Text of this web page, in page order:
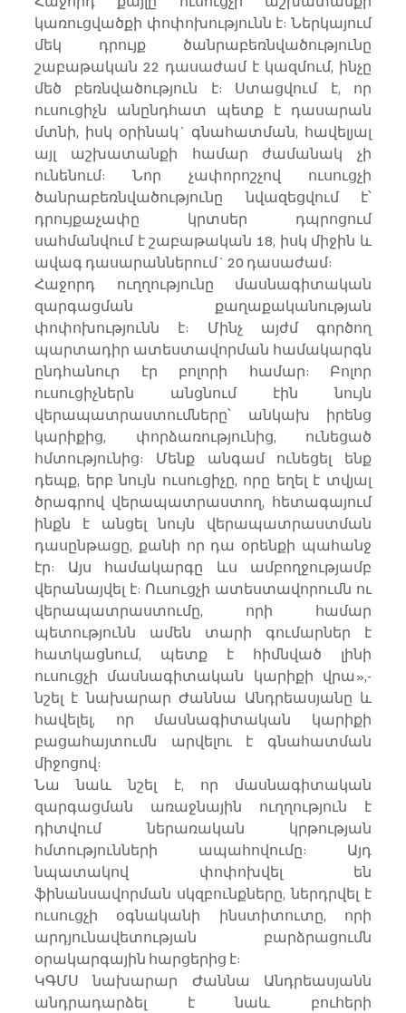
կառուցվածքի փոփոխությունն է: Ներկայում
մեկ դրույք ծանրաբեռնվածությունը
շաբաթական 22 դասաժամ է կազմում, ինչը
մեծ բեռնվածություն է: Ստացվում է, որ
ուսուցիչն անընդհատ պետք է դասարան
մտնի, իսկ օրինակ` գնահատման, հավելյալ
այլ աշխատանքի համար ժամանակ չի
ունենում: Նոր չափորոշչով ուսուցչի
ծանրաբեռնվածությունը նվազեցվում է՝
դրույքաչափը կրտսեր դպրոցում
սահմանվում է շաբաթական 18, իսկ միջին և
ավագ դասարաններում` 20 դասաժամ:
Հաջորդ ուղղությունը մասնագիտական
զարգացման քաղաքականության
փոփոխությունն է: Մինչ այժմ գործող
պարտադիր ատեստավորման համակարգն
ընդհանուր էր բոլորի համար: Բոլոր
ուսուցիչներն անցնում էին նույն
վերապատրաստումները՝ անկախ իրենց
կարիքից, փորձառությունից, ունեցած
հմտությունից: Մենք անգամ ունեցել ենք
դեպք, երբ նույն ուսուցիչը, որը եղել է տվյալ
ծրագրով վերապատրաստող, հետագայում
ինքն է անցել նույն վերապատրաստման
դասընթացը, քանի որ դա օրենքի պահանջ
էր: Այս համակարգը ևս ամբողջությամբ
վերանայվել է: Ուսուցչի ատեստավորումն ու
վերապատրաստումը, որի համար
պետությունն ամեն տարի գումարներ է
հատկացնում, պետք է հիմնված լինի
ուսուցչի մասնագիտական կարիքի վրա»,-
նշել է նախարար Ժաննա Անդրեասյանը և
հավելել, որ մասնագիտական կարիքի
բացահայտումն արվելու է գնահատման
միջոցով:
Նա նաև նշել է, որ մասնագիտական
զարգացման առաջնային ուղղություն է
դիտվում ներառական կրթության
հմտությունների ապահովումը: Այդ
նպատակով փոփոխվել են
ֆինանսավորման սկզբունքները, ներդրվել է
ուսուցչի օգնականի ինստիտուտը, որի
արդյունավետության բարձրացումն
օրակարգային հարցերից է:
ԿԳՄՍ նախարար Ժաննա Անդրեասյանն
անդրադարձել է նաև բուհերի